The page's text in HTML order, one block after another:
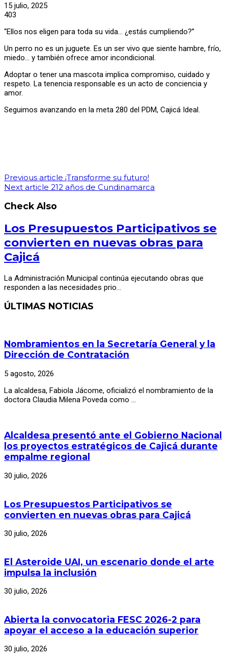
15 julio, 2025
403
“Ellos nos eligen para toda su vida… ¿estás cumpliendo?”
Un perro no es un juguete. Es un ser vivo que siente hambre, frío,
miedo… y también ofrece amor incondicional.
Adoptar o tener una mascota implica compromiso, cuidado y
respeto. La tenencia responsable es un acto de conciencia y
amor.
Seguimos avanzando en la meta 280 del PDM, Cajicá Ideal.
Previous article ¡Transforme su futuro!
Next article 212 años de Cundinamarca
Check Also
Los Presupuestos Participativos se
convierten en nuevas obras para
Cajicá
La Administración Municipal continúa ejecutando obras que
responden a las necesidades prio…
ÚLTIMAS NOTICIAS
Nombramientos en la Secretaría General y la
Dirección de Contratación
5 agosto, 2026
La alcaldesa, Fabiola Jácome, oficializó el nombramiento de la
doctora Claudia Milena Poveda como …
Alcaldesa presentó ante el Gobierno Nacional
los proyectos estratégicos de Cajicá durante
empalme regional
30 julio, 2026
Los Presupuestos Participativos se
convierten en nuevas obras para Cajicá
30 julio, 2026
El Asteroide UAI, un escenario donde el arte
impulsa la inclusión
30 julio, 2026
Abierta la convocatoria FESC 2026-2 para
apoyar el acceso a la educación superior
30 julio, 2026